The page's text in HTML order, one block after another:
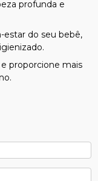
profunda e
estar do seu bebê,
proporcione mais